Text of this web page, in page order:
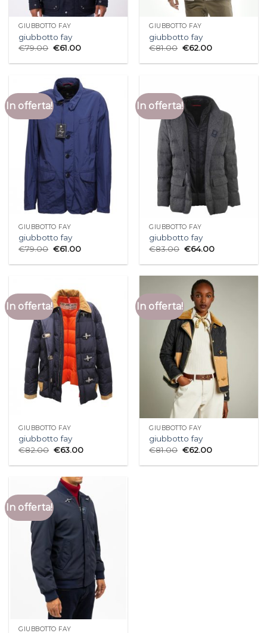
GIUBBOTTO FAY
giubbotto fay
€79.00 €61.00
GIUBBOTTO FAY
giubbotto fay
€81.00 €62.00
In offerta!
GIUBBOTTO FAY
giubbotto fay
€79.00 €61.00
In offerta!
GIUBBOTTO FAY
giubbotto fay
€83.00 €64.00
In offerta!
GIUBBOTTO FAY
giubbotto fay
€82.00 €63.00
In offerta!
GIUBBOTTO FAY
giubbotto fay
€81.00 €62.00
In offerta!
GIUBBOTTO FAY